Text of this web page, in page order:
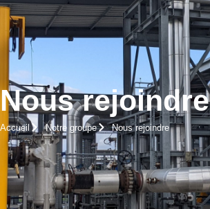
Nous rejoindre
Accueil Notre groupe Nous rejoindre